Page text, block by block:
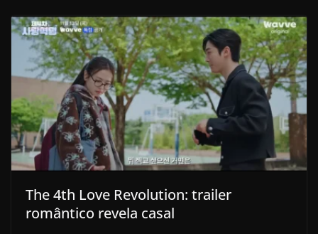
The 4th Love Revolution: trailer
romântico revela casal